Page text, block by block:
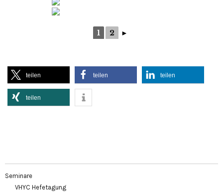
1 2 ►
teilen teilen teilen
teilen
Seminare
VHYC Hefetagung